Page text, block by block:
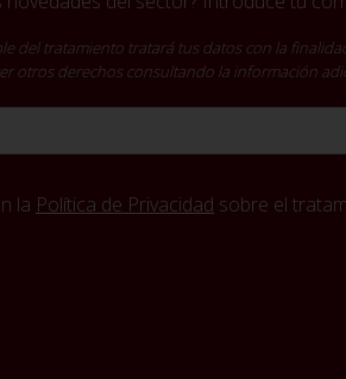
del tratamiento tratará tus datos con la
otros derechos consultando la información
la Política de Privacidad sobre el